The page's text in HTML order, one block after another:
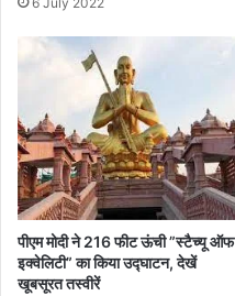
पीएम मोदी ने 216 फीट ऊंची ”स्टैच्यू ऑफ
इक्वेलिटी” का किया उद्घाटन, देखें
खूबसूरत तस्वीरें